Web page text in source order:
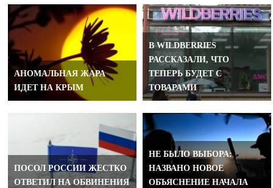
АНОМАЛЬНАЯ ЖАРА
ИДЕТ НА КРЫМ
В WILDBERRIES
РАССКАЗАЛИ, ЧТО
ТЕПЕРЬ БУДЕТ С
ТОВАРАМИ
ПОСОЛ РОССИИ ЖЕСТКО
ОТВЕТИЛ НА ОБВИНЕНИЯ
НЕ БЫЛО ВЫБОРА:
НАЗВАНО НОВОЕ
ОБЪЯСНЕНИЕ НАЧАЛА